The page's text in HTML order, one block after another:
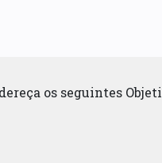
os seguintes